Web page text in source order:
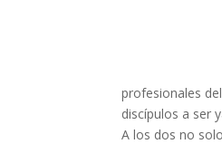
profesionales
discípulos a ser
A los dos no